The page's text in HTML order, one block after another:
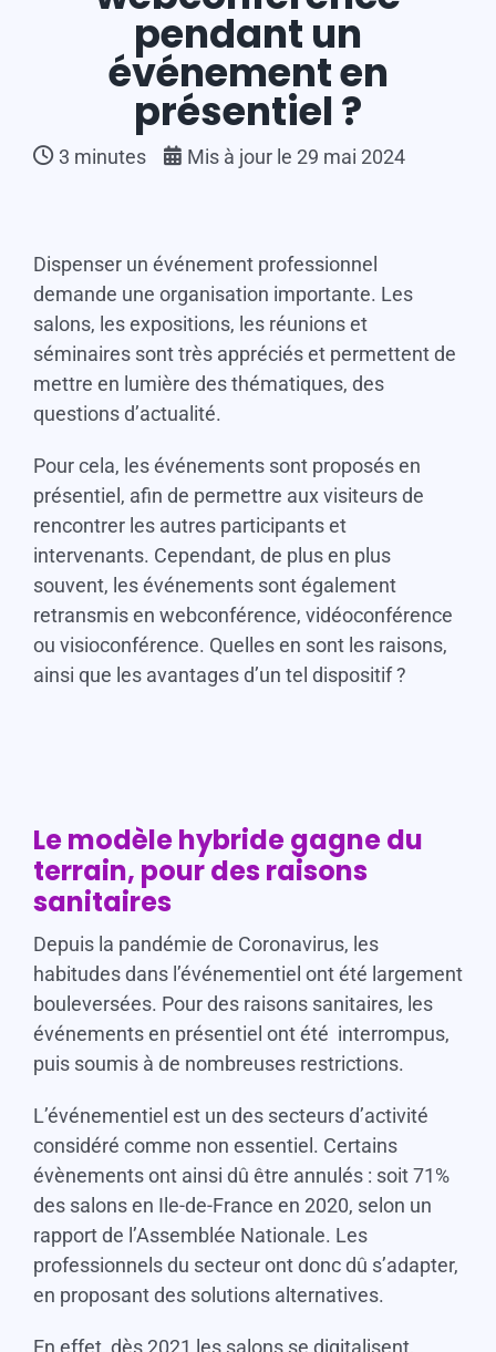
pendant un
événement en
présentiel ?
3 minutes Mis à jour le 29 mai 2024
Dispenser un événement professionnel
demande une organisation importante. Les
salons, les expositions, les réunions et
séminaires sont très appréciés et permettent de
mettre en lumière des thématiques, des
questions d’actualité.
Pour cela, les événements sont proposés en
présentiel, afin de permettre aux visiteurs de
rencontrer les autres participants et
intervenants. Cependant, de plus en plus
souvent, les événements sont également
retransmis en webconférence, vidéoconférence
ou visioconférence. Quelles en sont les raisons,
ainsi que les avantages d’un tel dispositif ?
Le modèle hybride gagne du
terrain, pour des raisons
sanitaires
Depuis la pandémie de Coronavirus, les
habitudes dans l’événementiel ont été largement
bouleversées. Pour des raisons sanitaires, les
événements en présentiel ont été interrompus,
puis soumis à de nombreuses restrictions.
L’événementiel est un des secteurs d’activité
considéré comme non essentiel. Certains
évènements ont ainsi dû être annulés : soit 71%
des salons en Ile-de-France en 2020, selon un
rapport de l’Assemblée Nationale. Les
professionnels du secteur ont donc dû s’adapter,
en proposant des solutions alternatives.
En effet, dès 2021 les salons se digitalisent,